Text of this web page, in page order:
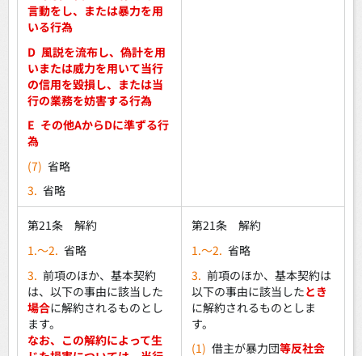
言動をし、または暴力を用
いる行為
D 風説を流布し、偽計を用
いまたは威力を用いて当行
の信用を毀損し、または当
行の業務を妨害する行為
E その他AからDに準ずる行
為
(7) 省略
3. 省略
第21条 解約
1.～2. 省略
3. 前項のほか、基本契約
は、以下の事由に該当した
場合に解約されるものとし
ます。
なお、この解約によって生
第21条 解約
1.～2. 省略
3. 前項のほか、基本契約は
以下の事由に該当したとき
に解約されるものとしま
す。
(1) 借主が暴力団等反社会